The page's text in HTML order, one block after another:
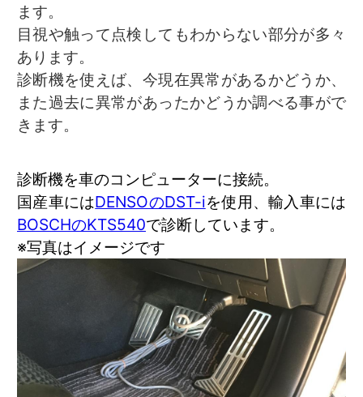
ます。
目視や触って点検してもわからない部分が多々
あります。
診断機を使えば、今現在異常があるかどうか、
また過去に異常があったかどうか調べる事がで
きます。
診断機を車のコンピューターに接続。
国産車にはDENSOのDST-iを使用、輸入車には
BOSCHのKTS540で診断しています。
※写真はイメージです